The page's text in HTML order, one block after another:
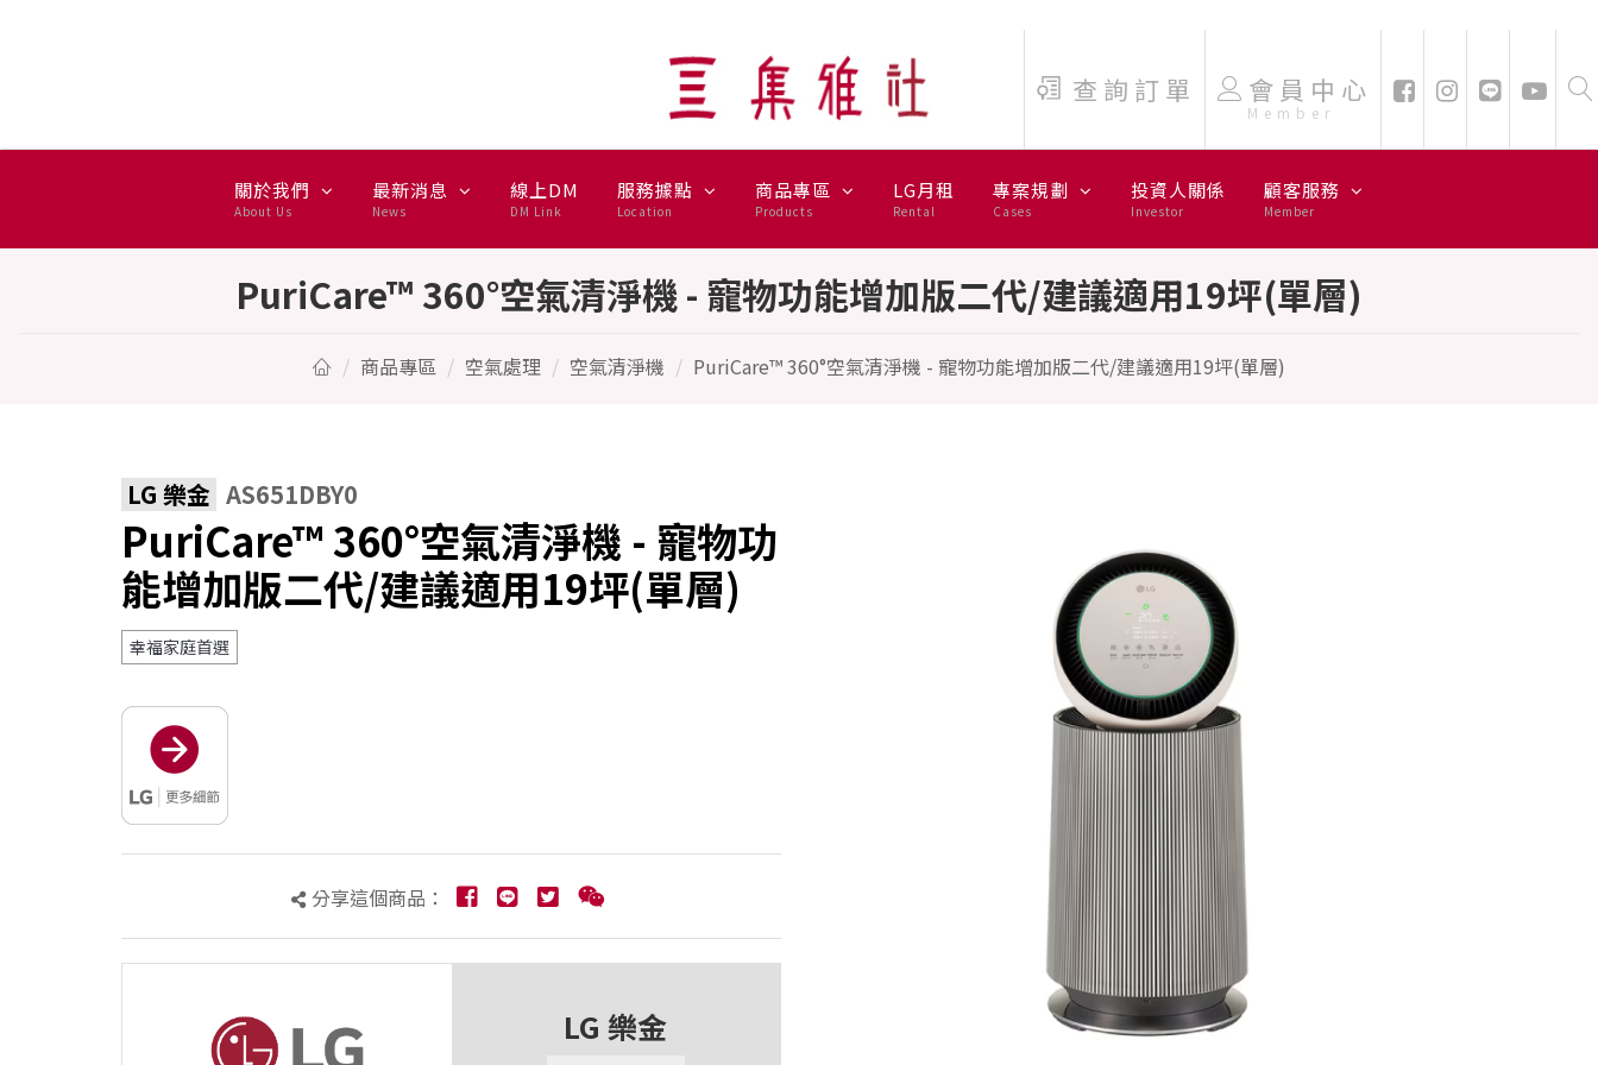
PuriCare™ 360°空氣清淨機 - 寵物功能增加版二代/建議適用19坪(單層) - LG 樂金
查詢訂單 會員中心
Member
關於我們
About Us
最新消息
News
線上DM
DM Link
服務據點
Location
商品專區
Products
LG月租
Rental
專案規劃
Cases
投資人關係
Investor
顧客服務
Member
PuriCare™ 360°空氣清淨機 - 寵物功能增加版二代/建議適用19坪(單層)
商品專區 空氣處理 空氣清淨機 PuriCare™ 360°空氣清淨機 - 寵物功能增加版二代/建議適用19坪(單層)
LG 樂金 AS651DBY0
PuriCare™ 360°空氣清淨機 - 寵物功
能增加版二代/建議適用19坪(單層)
幸福家庭首選
分享這個商品：
LG 樂金